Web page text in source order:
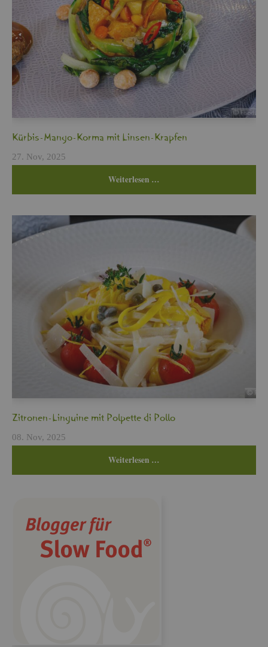
Kür­bis-Mango-Korma mit Lin­sen-Krap­fen
27. Nov, 2025
Wei­ter­le­sen …
Zi­tro­nen-Lin­gui­ne mit Pol­pet­te di Pollo
08. Nov, 2025
Wei­ter­le­sen …